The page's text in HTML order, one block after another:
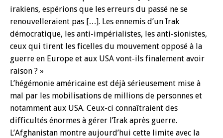
irakiens, espérions que les erreurs du passé ne se
renouvelleraient pas […]. Les ennemis d’un Irak
démocratique, les anti-impérialistes, les anti-sionistes,
ceux qui tirent les ficelles du mouvement opposé à la
guerre en Europe et aux USA vont-ils finalement avoir
raison ? »
L’hégémonie américaine est déjà sérieusement mise à
mal par les mobilisations de millions de personnes et
notamment aux USA. Ceux-ci connaîtraient des
difficultés énormes à gérer l’Irak après guerre.
L’Afghanistan montre aujourd’hui cette limite avec la